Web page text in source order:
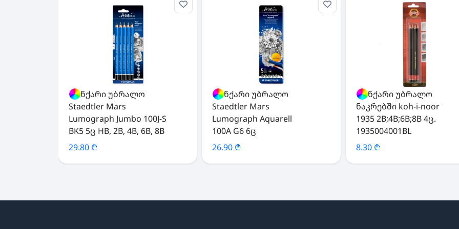
ფანქარი უბრალო
Staedtler Mars
Lumograph Jumbo 100J-S
BK5 5ც HB, 2B, 4B, 6B, 8B
29.80 ₾
ფანქარი უბრალო
Staedtler Mars
Lumograph Aquarell
100A G6 6ც
26.90 ₾
ფანქარი უბრალო
ნაკრებში koh-i-noor
1935 2B;4B;6B;8B 4ც.
1935004001BL
8.30 ₾